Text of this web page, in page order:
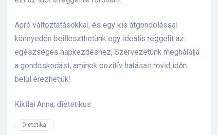
Apró változtatásokkal, és egy kis átgondolással
könnyedén beilleszthetünk egy ideális reggelit az
egészséges napkezdéshez, Szervezetünk meghálálja
a gondoskodást, aminek pozitív hatásait rövid időn
belül érezhetjük!
Kikilai Anna, dietetikus
Dietetika